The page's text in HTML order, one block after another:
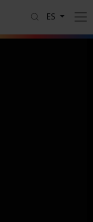
ES